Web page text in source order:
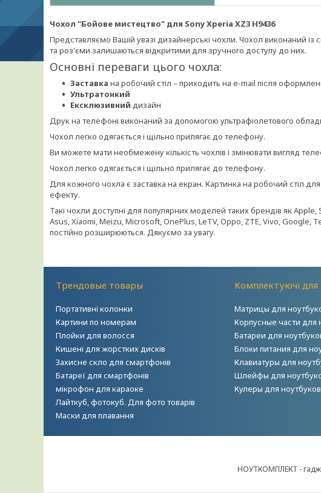
Чохол "Бойове мистецтво" для Sony Xperia XZ3 H9436
Представляємо Вашій увазі дизайнерські чохли. Чохол виконаний із
та роз'єми залишаються відкритими для зручного доступу до них.
Основні переваги цього чохла:
Заставка на робочий стіл – приходить на e-mail після
Ультратонкий
Ексклюзивний дизайн
Друк на телефоні виконаний за допомогою ультрафіолетового
Чохол легко одягається і щільно прилягає до телефону.
Ви можете мати необмежену кількість чохлів і змінювати вигляд
Чохол легко одягається і щільно прилягає до телефону.
Для кожного чохла є заставка на екран. Картинка на робочий стіл
ефекту.
Такі чохли доступні для популярних моделей таких брендів як
Asus, Xiaomi, Meizu, Microsoft, OnePlus, LeTV, Oppo, ZTE, Vivo, Google,
постійно розширюються. Дякуємо за увагу.
Трендовые товары
Портативні колонки
Картини по номерам
Плойки для волосся
Кишені для жорстких дисків
Захисне скло для смартфонів
Батареї для смартфонів
мікрофон для караоке
Лайткуб, фотокуб. Для фото товарів
Маски для плавання
Комплектуючі для
Матрицы для
Корпусные части для
Батареи для
Блоки питания для
Клавиатуры для
Шлейфы для
Кулеры для ноутбуков